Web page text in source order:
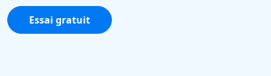
Essai gratuit